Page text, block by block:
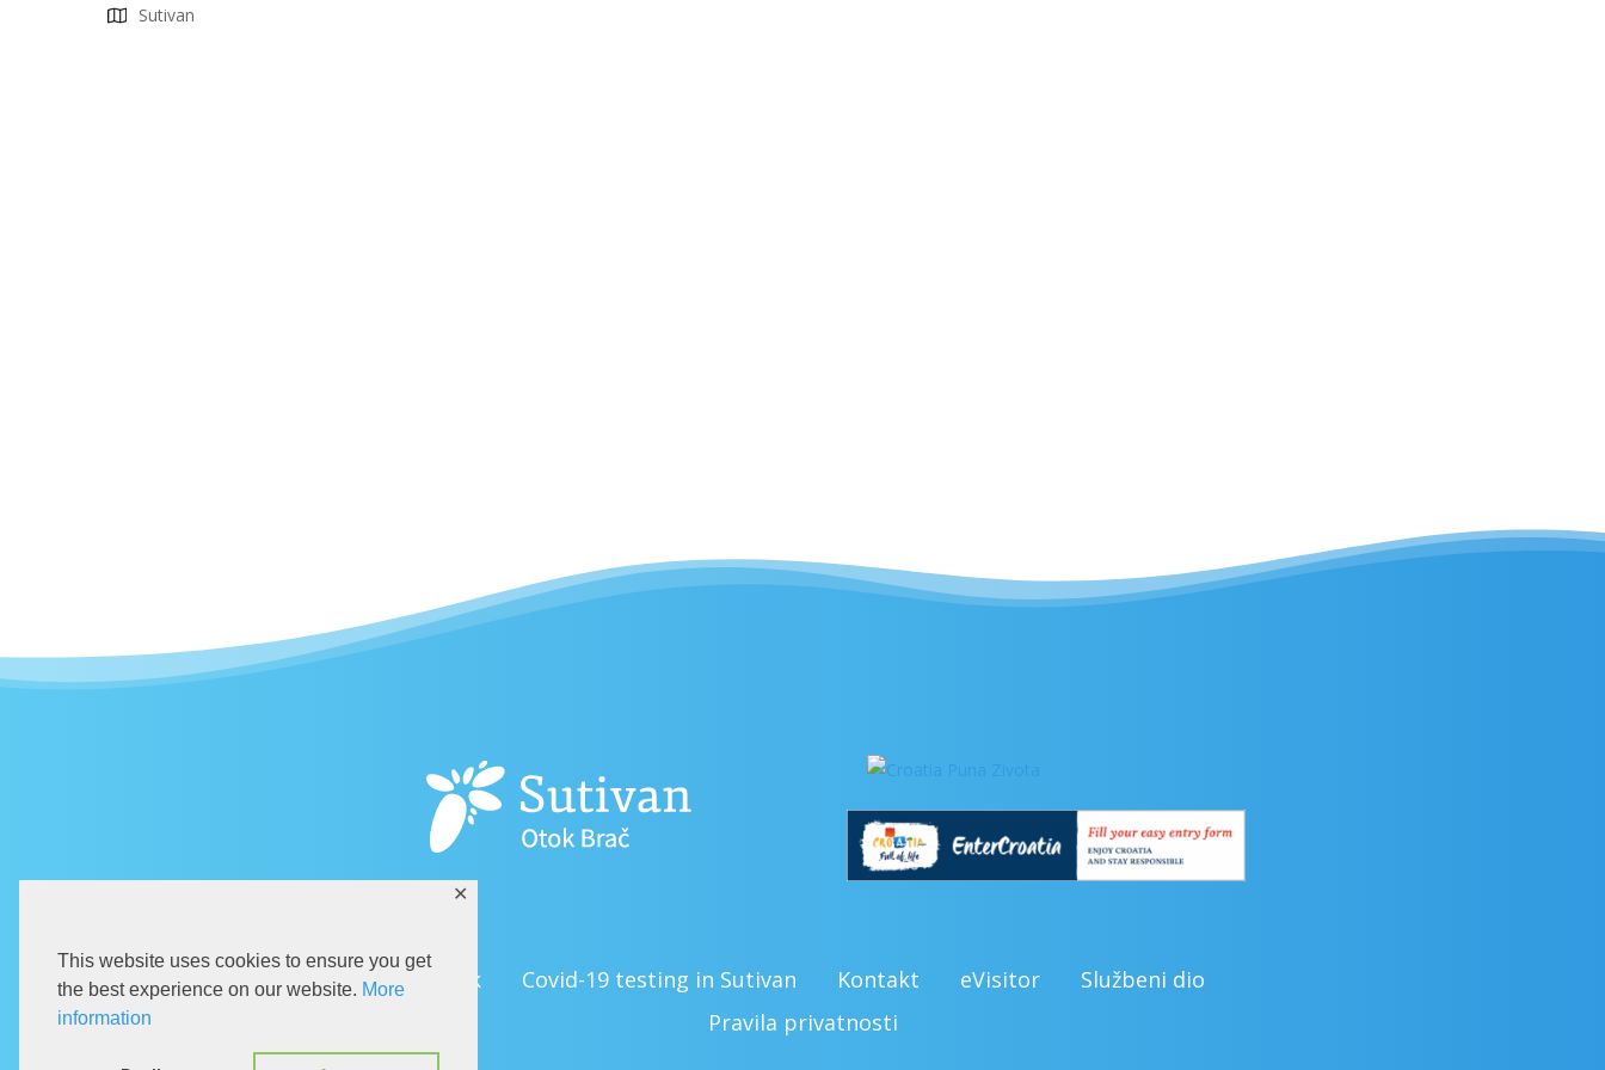
This website uses cookies to ensure you get
the best experience on our website. More
information
✕
Sutivan
Dolazak Covid-19 testing in Sutivan Kontakt eVisitor
Službeni dio
Pravila privatnosti